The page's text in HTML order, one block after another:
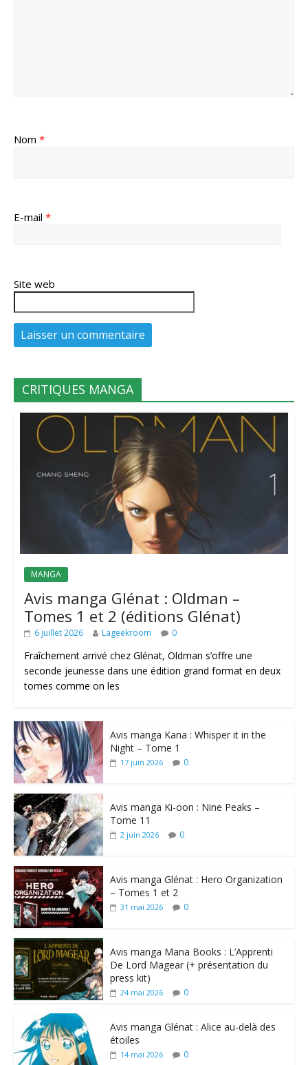
Nom *
E-mail *
Site web
CRITIQUES MANGA
MANGA
Avis manga Glénat : Oldman –
Tomes 1 et 2 (éditions Glénat)
6 juillet 2026 Lageekroom 0
Fraîchement arrivé chez Glénat, Oldman s’offre une
seconde jeunesse dans une édition grand format en deux
tomes comme on les
Avis manga Kana : Whisper it in the
Night – Tome 1
17 juin 2026 0
Avis manga Ki-oon : Nine Peaks –
Tome 11
2 juin 2026 0
Avis manga Glénat : Hero Organization
– Tomes 1 et 2
31 mai 2026 0
Avis manga Mana Books : L’Apprenti
De Lord Magear (+ présentation du
press kit)
24 mai 2026 0
Avis manga Glénat : Alice au-delà des
étoiles
14 mai 2026 0